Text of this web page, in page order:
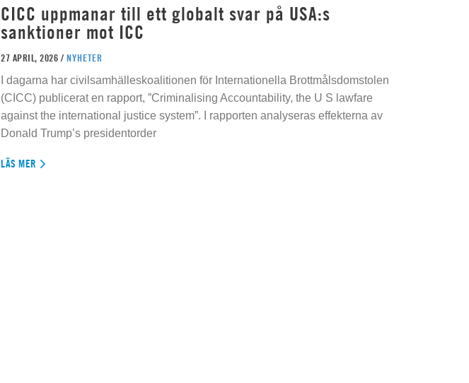
CICC uppmanar till ett globalt svar på USA:s
sanktioner mot ICC
27 APRIL, 2026 / NYHETER
I dagarna har civilsamhälleskoalitionen för Internationella Brottmålsdomstolen
(CICC) publicerat en rapport, ”Criminalising Accountability, the U S lawfare
against the international justice system”. I rapporten analyseras effekterna av
Donald Trump’s presidentorder
LÄS MER